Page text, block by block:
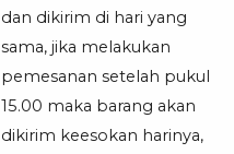
dan dikirim di hari yang
sama, jika melakukan
pemesanan setelah pukul
15.00 maka barang akan
dikirim keesokan harinya,